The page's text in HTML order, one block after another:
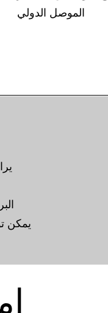
الموصل الدولي
يمكن